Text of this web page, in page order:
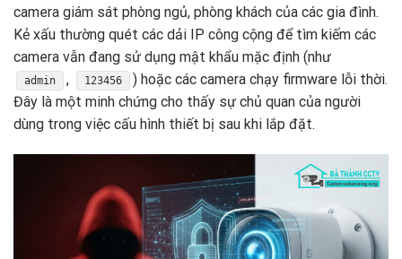
camera giám sát phòng ngủ, phòng khách của các gia đình.
Kẻ xấu thường quét các dải IP công cộng để tìm kiếm các
camera vẫn đang sử dụng mật khẩu mặc định (như
admin , 123456
) hoặc các camera chạy firmware lỗi thời.
Đây là một minh chứng cho thấy sự chủ quan của người
dùng trong việc cấu hình thiết bị sau khi lắp đặt.